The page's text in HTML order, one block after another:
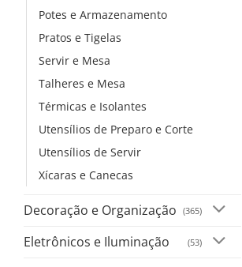
Potes e Armazenamento
Pratos e Tigelas
Servir e Mesa
Talheres e Mesa
Térmicas e Isolantes
Utensílios de Preparo e Corte
Utensílios de Servir
Xícaras e Canecas
Decoração e Organização (365)
Eletrônicos e Iluminação (53)